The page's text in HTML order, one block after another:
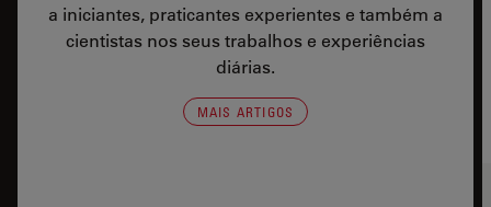
a iniciantes, praticantes experientes e também a
cientistas nos seus trabalhos e experiências
diárias.
MAIS ARTIGOS